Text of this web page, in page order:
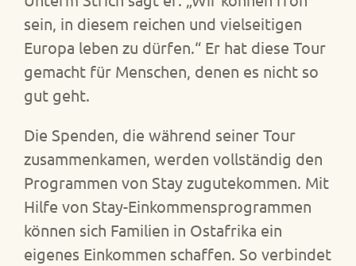
sein, in diesem reichen und vielseitigen
Europa leben zu dürfen.“ Er hat diese Tour
gemacht für Menschen, denen es nicht so
gut geht.
Die Spenden, die während seiner Tour
zusammenkamen, werden vollständig den
Programmen von Stay zugutekommen. Mit
Hilfe von Stay-Einkommensprogrammen
können sich Familien in Ostafrika ein
eigenes Einkommen schaffen. So verbindet